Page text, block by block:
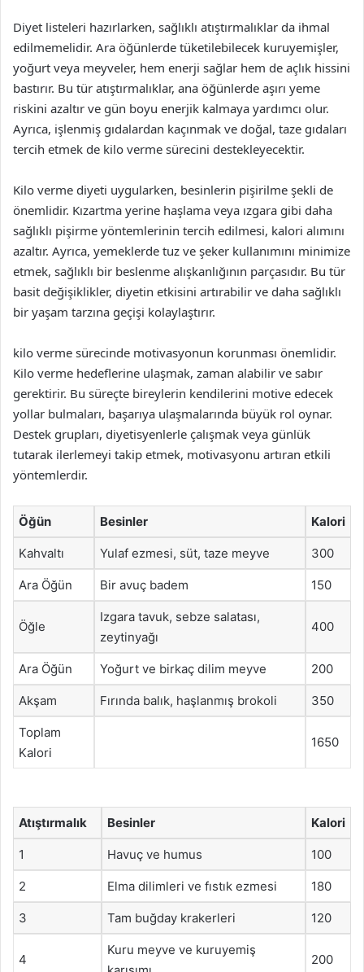
Diyet listeleri hazırlarken, sağlıklı atıştırmalıklar da ihmal
edilmemelidir. Ara öğünlerde tüketilebilecek kuruyemişler,
yoğurt veya meyveler, hem enerji sağlar hem de açlık hissini
bastırır. Bu tür atıştırmalıklar, ana öğünlerde aşırı yeme
riskini azaltır ve gün boyu enerjik kalmaya yardımcı olur.
Ayrıca, işlenmiş gıdalardan kaçınmak ve doğal, taze gıdaları
tercih etmek de kilo verme sürecini destekleyecektir.
Kilo verme diyeti uygularken, besinlerin pişirilme şekli de
önemlidir. Kızartma yerine haşlama veya ızgara gibi daha
sağlıklı pişirme yöntemlerinin tercih edilmesi, kalori alımını
azaltır. Ayrıca, yemeklerde tuz ve şeker kullanımını minimize
etmek, sağlıklı bir beslenme alışkanlığının parçasıdır. Bu tür
basit değişiklikler, diyetin etkisini artırabilir ve daha sağlıklı
bir yaşam tarzına geçişi kolaylaştırır.
kilo verme sürecinde motivasyonun korunması önemlidir.
Kilo verme hedeflerine ulaşmak, zaman alabilir ve sabır
gerektirir. Bu süreçte bireylerin kendilerini motive edecek
yollar bulmaları, başarıya ulaşmalarında büyük rol oynar.
Destek grupları, diyetisyenlerle çalışmak veya günlük
tutarak ilerlemeyi takip etmek, motivasyonu artıran etkili
yöntemlerdir.
Öğün Besinler Kalori
Kahvaltı Yulaf ezmesi, süt, taze meyve 300
Ara Öğün Bir avuç badem 150
Öğle
Izgara tavuk, sebze salatası,
zeytinyağı
400
Ara Öğün Yoğurt ve birkaç dilim meyve 200
Akşam Fırında balık, haşlanmış brokoli 350
Toplam
Kalori
1650
Atıştırmalık Besinler Kalori
1 Havuç ve humus 100
2 Elma dilimleri ve fıstık ezmesi 180
3 Tam buğday krakerleri 120
4
Kuru meyve ve kuruyemiş
200